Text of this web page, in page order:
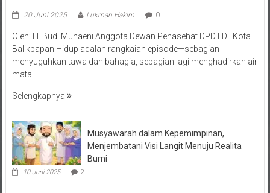
Balikpapan Hidup adalah rangkaian episode—sebagian
menyuguhkan tawa dan bahagia, sebagian lagi menghadirkan air
mata
Menjembatani Visi Langit Menuju Realita
Bumi
10 Juni 2025 2